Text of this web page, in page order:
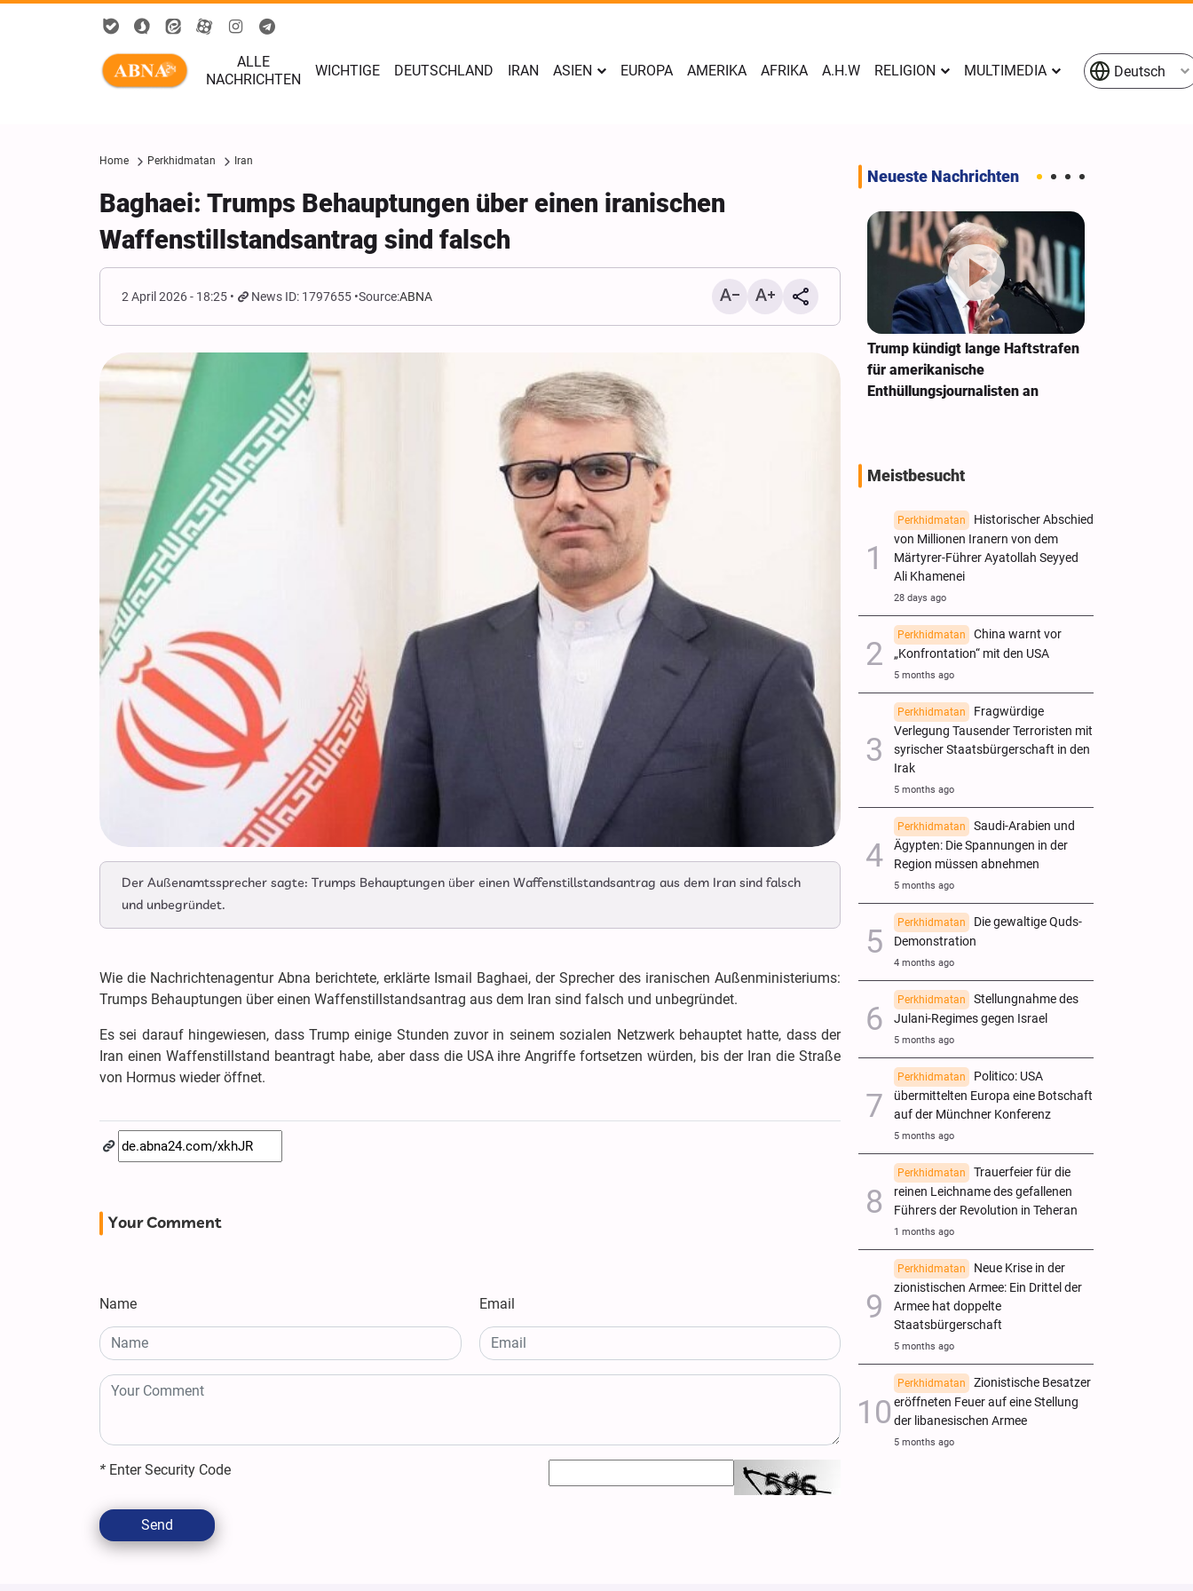
ALLE
NACHRICHTEN
WICHTIGE DEUTSCHLAND IRAN ASIEN EUROPA AMERIKA AFRIKA A.H.W RELIGION MULTIMEDIA Deutsch
Home Perkhidmatan Iran
Baghaei: Trumps Behauptungen über einen iranischen
Waffenstillstandsantrag sind falsch
2 April 2026 - 18:25 News ID: 1797655 Source:ABNA
Der Außenamtssprecher sagte: Trumps Behauptungen über einen Waffenstillstandsantrag aus dem Iran sind falsch
und unbegründet.
Wie die Nachrichtenagentur Abna berichtete, erklärte Ismail Baghaei, der Sprecher des iranischen Außenministeriums:
Trumps Behauptungen über einen Waffenstillstandsantrag aus dem Iran sind falsch und unbegründet.
Es sei darauf hingewiesen, dass Trump einige Stunden zuvor in seinem sozialen Netzwerk behauptet hatte, dass der
Iran einen Waffenstillstand beantragt habe, aber dass die USA ihre Angriffe fortsetzen würden, bis der Iran die Straße
von Hormus wieder öffnet.
Your Comment
Name Email
* Enter Security Code
Send
Neueste Nachrichten
Söldner mit ballistischen Raketen
und Drohnen zerschlagen
Trump kündigt lange Haftstrafen
für amerikanische
Enthüllungsjournalisten an
Meistbesucht
Perkhidmatan
Historischer Abschied
von Millionen Iranern von dem
Märtyrer-Führer Ayatollah Seyyed
Ali Khamenei
28 days ago
Perkhidmatan
China warnt vor
„Konfrontation“ mit den USA
5 months ago
Perkhidmatan
Fragwürdige
Verlegung Tausender Terroristen mit
syrischer Staatsbürgerschaft in den
Irak
5 months ago
Perkhidmatan
Saudi-Arabien und
Ägypten: Die Spannungen in der
Region müssen abnehmen
5 months ago
Perkhidmatan
Die gewaltige Quds-
Demonstration
4 months ago
Perkhidmatan
Stellungnahme des
Julani-Regimes gegen Israel
5 months ago
Perkhidmatan
Politico: USA
übermittelten Europa eine Botschaft
auf der Münchner Konferenz
5 months ago
Perkhidmatan
Trauerfeier für die
reinen Leichname des gefallenen
Führers der Revolution in Teheran
1 months ago
Perkhidmatan
Neue Krise in der
zionistischen Armee: Ein Drittel der
Armee hat doppelte
Staatsbürgerschaft
5 months ago
Perkhidmatan
Zionistische Besatzer
eröffneten Feuer auf eine Stellung
der libanesischen Armee
5 months ago